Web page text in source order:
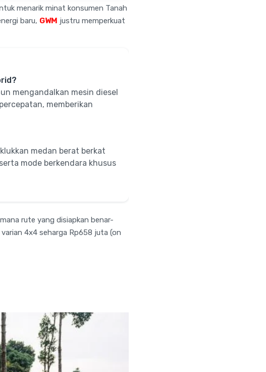
menarik minat konsumen Tanah
baru, GWM justru memperkuat
mengandalkan mesin diesel
memberikan
medan berat berkat
mode berkendara khusus
rute yang disiapkan benar-
4x4 seharga Rp658 juta (on